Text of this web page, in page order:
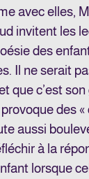
avec elles,
invitent les
des
Il ne serait
que c’est
des «
aussi
à la
lorsque